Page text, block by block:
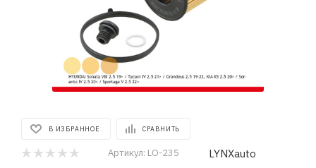
В ИЗБРАННОЕ СРАВНИТЬ
Артикул: LO-235 LYNXauto